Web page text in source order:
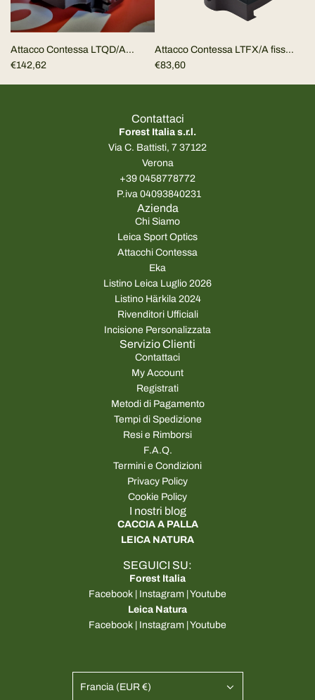
Attacco Contessa LTQD/A
sgancio rapido Picatinny/Weaver
€142,62
Attacco Contessa LTFX/A fisso
Picatinny/Weaver per Leica
€83,60
Contattaci
Forest Italia s.r.l.
Via C. Battisti, 7 37122
Verona
+39 0458778772
P.iva 04093840231
Azienda
Chi Siamo
Leica Sport Optics
Attacchi Contessa
Eka
Listino Leica Luglio 2026
Listino Härkila 2024
Rivenditori Ufficiali
Incisione Personalizzata
Servizio Clienti
Contattaci
My Account
Registrati
Metodi di Pagamento
Tempi di Spedizione
Resi e Rimborsi
F.A.Q.
Termini e Condizioni
Privacy Policy
Cookie Policy
I nostri blog
CACCIA A PALLA
LEICA NATURA
SEGUICI SU:
Forest Italia
Facebook | Instagram |Youtube
Leica Natura
Facebook | Instagram |Youtube
Francia (EUR €)